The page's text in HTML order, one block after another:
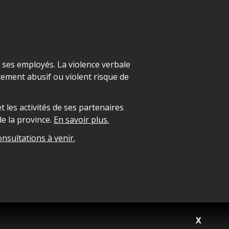
X
employés. La violence verbale
abusif ou violent risque de
les activités de ses partenaires
la province. En savoir plus.
à venir.